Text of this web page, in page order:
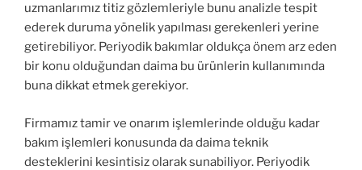
uzmanlarımız titiz gözlemleriyle bunu analizle tespit
ederek duruma yönelik yapılması gerekenleri yerine
getirebiliyor. Periyodik bakımlar oldukça önem arz eden
bir konu olduğundan daima bu ürünlerin kullanımında
buna dikkat etmek gerekiyor.
Firmamız tamir ve onarım işlemlerinde olduğu kadar
bakım işlemleri konusunda da daima teknik
desteklerini kesintisiz olarak sunabiliyor. Periyodik